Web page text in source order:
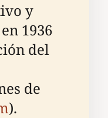
y
1936
del
de
).